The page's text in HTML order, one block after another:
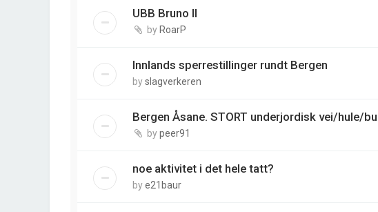
UBB Bruno II
by RoarP
Innlands sperrestillinger rundt Bergen
byslagverkeren
Bergen Åsane. STORT underjordisk vei/hule/
bypeer91
noe aktivitet i det hele tatt?
bye21baur